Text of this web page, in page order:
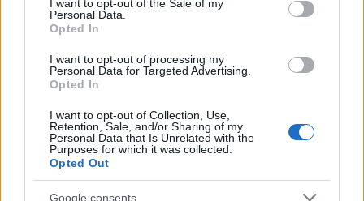
I want to opt-out of the Sale of my
Personal Data.
Opted In
I want to opt-out of processing my
Personal Data for Targeted Advertising.
Opted In
I want to opt-out of Collection, Use,
Retention, Sale, and/or Sharing of my
Personal Data that Is Unrelated with the
Purposes for which it was collected.
Opted Out
Google consents
„Orosz oldalról teljesen ésszerű, és az állam
hatékony működése szempontjából
szükséges a NATO-tagországokban
hírszerzési tevékenységet folytatni, és ez
alól Magyarország sem kivétel. Az pedig
kifejezetten hiba volna részükről, ha Közép-
és Kelet-Európában nem próbálnának meg a
helyi elit körében a szovjet időkből származó